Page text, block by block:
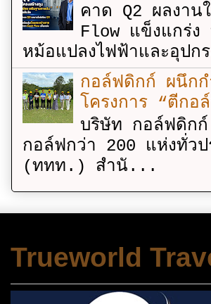
คาด Q2 ผลงาน
Flow แข็งแกร่
หม้อแปลงไฟฟ้าและอุป
กอล์ฟดิกก์ ผนึก
โครงการ “ตีก
บริษัท กอล์ฟดิกก์
กอล์ฟกว่า 200 แห่งทั่วป
(ททท.) สำนั...
Trueworld